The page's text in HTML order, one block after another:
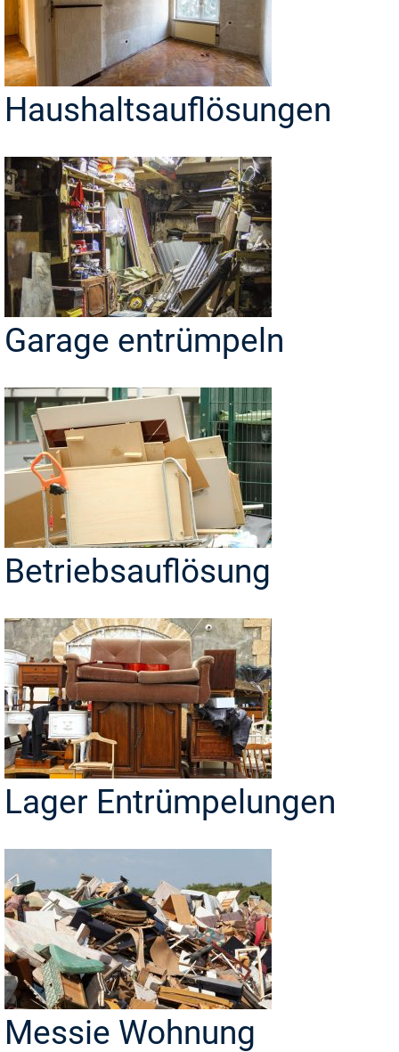
Haushaltsauflösungen
Garage entrümpeln
Betriebsauflösung
Lager Entrümpelungen
Messie Wohnung